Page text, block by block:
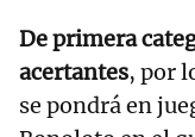
De primera
acertantes, por
se pondrá en